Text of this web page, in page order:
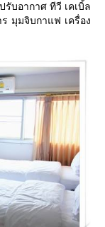
บอากาศ ทีวี เคเบิ้ล
มุมจิบกาแฟ เครื่อง